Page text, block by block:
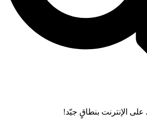
على الإنترنت بنطاقٍ جيّد!